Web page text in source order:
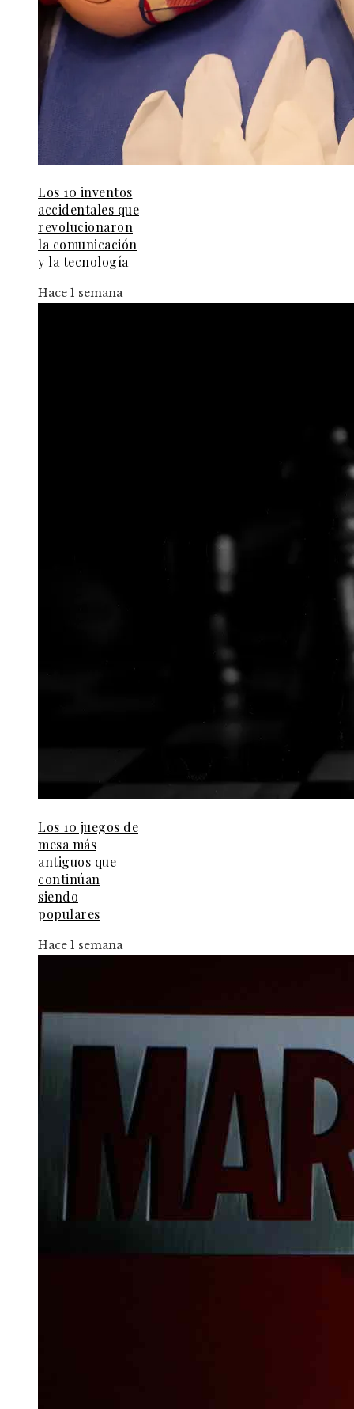
Los 10 inventos
accidentales que
revolucionaron
la comunicación
y la tecnología
Hace 1 semana
Los 10 juegos de
mesa más
antiguos que
continúan
siendo
populares
Hace 1 semana